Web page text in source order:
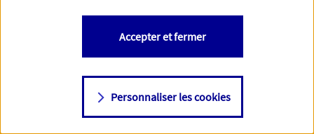
Vous êtes libre de les accepter, de les refuser comme de
changer d'avis à tout moment en allant sur
Consulter notre politique decookies
Personnaliser les cookies
Accepter et fermer